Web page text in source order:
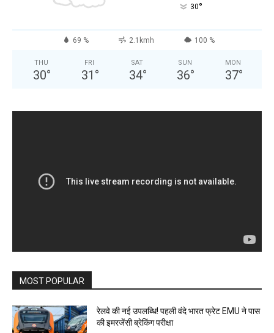
30°
69 % 2.1kmh 100 %
THU
30°
FRI
31 °
SAT
34°
SUN
36°
MON
37°
MOST POPULAR
रेलवे की नई उपलब्धि! पहली वंदे भारत फ्रेट EMU ने पास
की इमरजेंसी ब्रेकिंग परीक्षा